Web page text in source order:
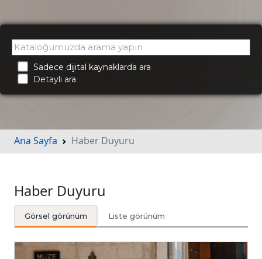
Sadece dijital kaynaklarda ara
Detaylı ara
Ana Sayfa Haber Duyuru
Haber Duyuru
Görsel görünüm Liste görünüm